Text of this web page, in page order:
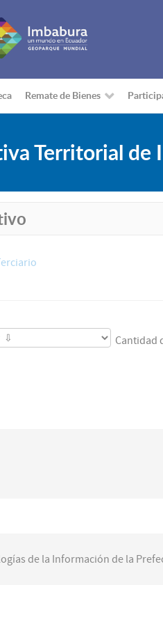
Remate de Bienes
Territorial de
Cantidad
de la Información de la